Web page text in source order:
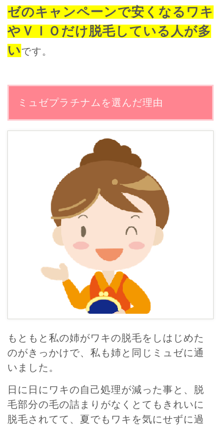
ゼのキャンペーンで安くなるワキ
やＶＩＯだけ脱毛している人が多
いです。
ミュゼプラチナムを選んだ理由
もともと私の姉がワキの脱毛をしはじめた
のがきっかけで、私も姉と同じミュゼに通
いました。
日に日にワキの自己処理が減った事と、脱
毛部分の毛の詰まりがなくとてもきれいに
脱毛されてて、夏でもワキを気にせずに過